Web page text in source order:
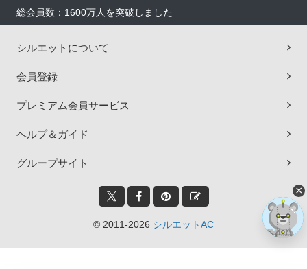
総会員数：1600万人を突破しました
シルエットについて
会員登録
プレミアム会員サービス
ヘルプ＆ガイド
グループサイト
© 2011-2026 シルエットAC
×